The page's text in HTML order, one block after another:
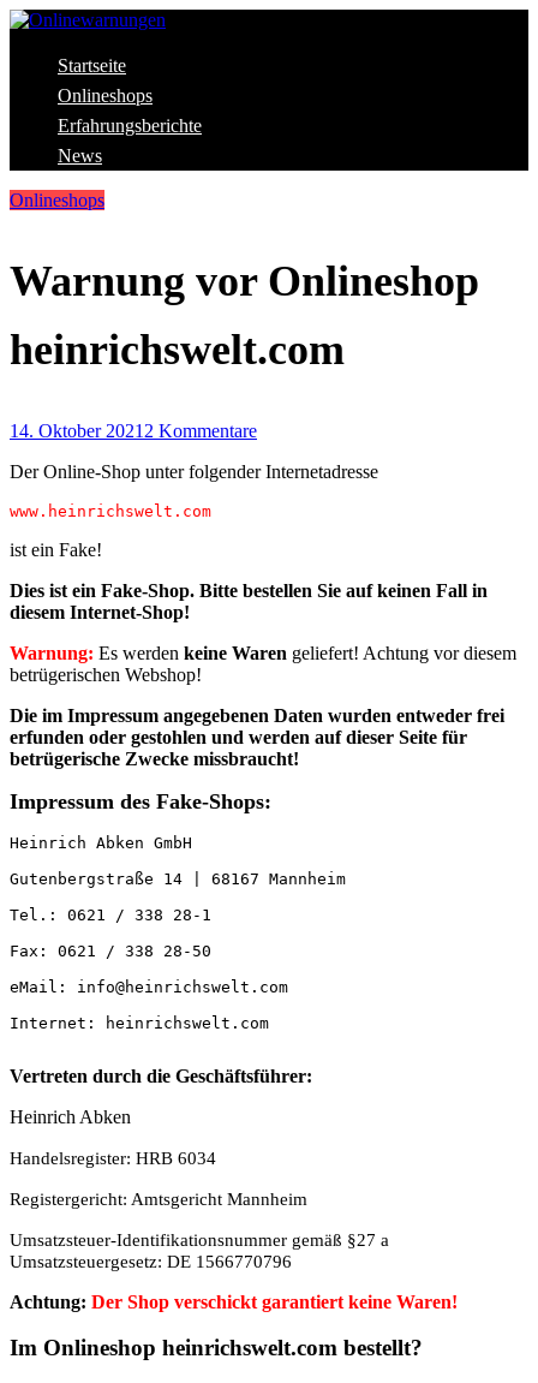
Skip
content
Onlinewarnungen
Aktuelle Warnungen vor Gefahren im Internet
Startseite
Onlineshops
Erfahrungsberichte
News
Onlineshops
Warnung vor Onlineshop
heinrichswelt.com
14. Oktober 2021 2 Kommentare
Der Online-Shop unter folgender Internetadresse
www.heinrichswelt.com
ist ein Fake!
Dies ist ein Fake-Shop. Bitte bestellen Sie auf keinen Fall in
diesem Internet-Shop!
Warnung: Es werden keine Waren geliefert! Achtung vor diesem
betrügerischen Webshop!
Die im Impressum angegebenen Daten wurden entweder frei
erfunden oder gestohlen und werden auf dieser Seite für
betrügerische Zwecke missbraucht!
Impressum des Fake-Shops:
Heinrich Abken GmbH
Gutenbergstraße 14 | 68167 Mannheim
Tel.: 0621 / 338 28-1
Fax: 0621 / 338 28-50
eMail: info@heinrichswelt.com
Internet: heinrichswelt.com
Vertreten durch die Geschäftsführer:
Heinrich Abken
Handelsregister: HRB 6034
Registergericht: Amtsgericht Mannheim
Umsatzsteuer-Identifikationsnummer gemäß §27 a
Umsatzsteuergesetz: DE 1566770796
Achtung: Der Shop verschickt garantiert keine Waren!
Im Onlineshop heinrichswelt.com bestellt?